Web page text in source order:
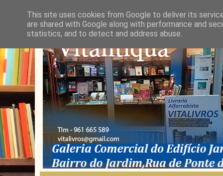
This site uses cookies from Google to deliver its
are shared with Google along with performance and
statistics, and to detect and address abuse.